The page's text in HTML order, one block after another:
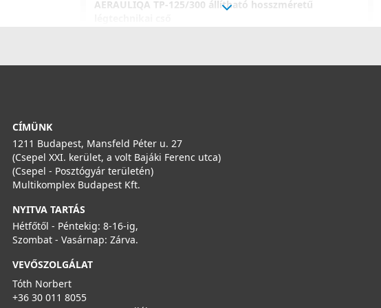
AERAULIQA TP-125/300 állítható hosszméretű
4 190 Ft
CÍMÜNK
1211 Budapest, Mansfeld Péter u. 27
(Csepel XXI. kerület, a volt Bajáki Ferenc utca)
(Csepel - Posztógyár területén)
Multikomplex Budapest Kft.
NYITVA TARTÁS
Hétfőtől - Péntekig: 8-16-ig,
Szombat - Vasárnap: Zárva.
VEVŐSZOLGÁLAT
Tóth Norbert
+36 30 011 8055